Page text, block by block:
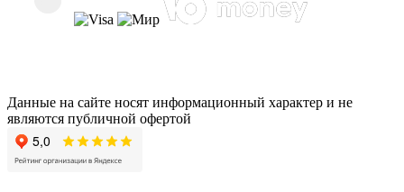
Данные на сайте носят информационный характер и не
являются публичной офертой